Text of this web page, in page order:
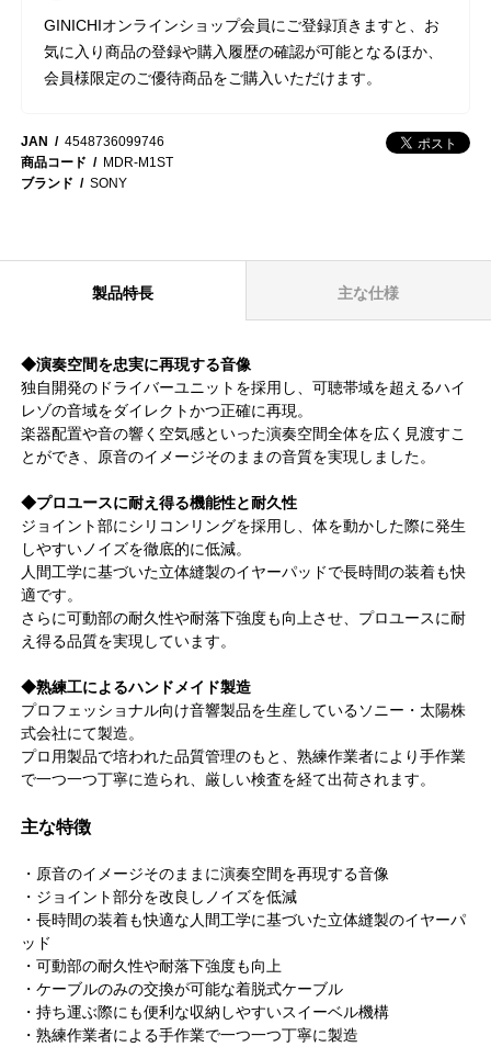
GINICHIオンラインショップ会員にご登録頂きますと、お
気に入り商品の登録や購入履歴の確認が可能となるほか、
会員様限定のご優待商品をご購入いただけます。
JAN
4548736099746
商品コード
MDR-M1ST
ブランド
SONY
製品特長 主な仕様
◆演奏空間を忠実に再現する音像
独自開発のドライバーユニットを採用し、可聴帯域を超えるハイ
レゾの音域をダイレクトかつ正確に再現。
楽器配置や音の響く空気感といった演奏空間全体を広く見渡すこ
とができ、原音のイメージそのままの音質を実現しました。
◆プロユースに耐え得る機能性と耐久性
ジョイント部にシリコンリングを採用し、体を動かした際に発生
しやすいノイズを徹底的に低減。
人間工学に基づいた立体縫製のイヤーパッドで長時間の装着も快
適です。
さらに可動部の耐久性や耐落下強度も向上させ、プロユースに耐
え得る品質を実現しています。
◆熟練工によるハンドメイド製造
プロフェッショナル向け音響製品を生産しているソニー・太陽株
式会社にて製造。
プロ用製品で培われた品質管理のもと、熟練作業者により手作業
で一つ一つ丁寧に造られ、厳しい検査を経て出荷されます。
主な特徴
・原音のイメージそのままに演奏空間を再現する音像
・ジョイント部分を改良しノイズを低減
・長時間の装着も快適な人間工学に基づいた立体縫製のイヤーパ
ッド
・可動部の耐久性や耐落下強度も向上
・ケーブルのみの交換が可能な着脱式ケーブル
・持ち運ぶ際にも便利な収納しやすいスイーベル機構
・熟練作業者による手作業で一つ一つ丁寧に製造